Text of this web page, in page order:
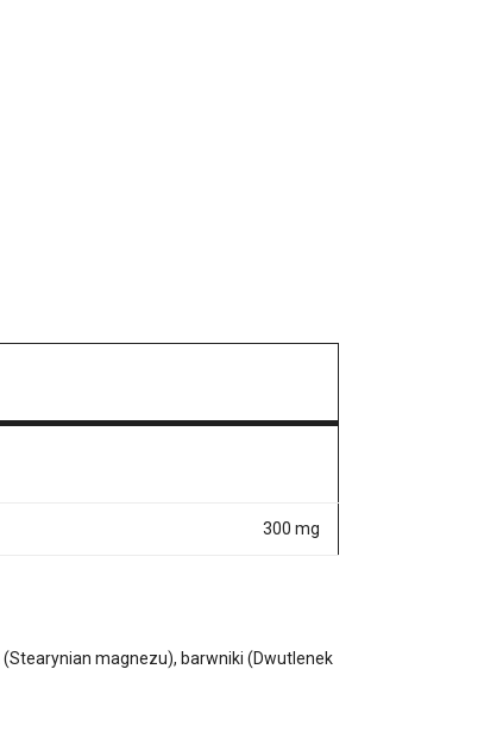
300 mg
magnezu), barwniki (Dwutlenek